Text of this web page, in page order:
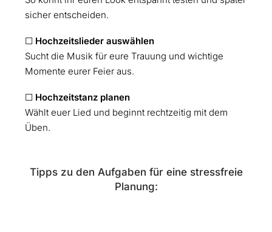
sicher entscheiden.
☐ Hochzeitslieder auswählen
Sucht die Musik für eure Trauung und wichtige
Momente eurer Feier aus.
☐ Hochzeitstanz planen
Wählt euer Lied und beginnt rechtzeitig mit dem
Üben.
Tipps zu den Aufgaben für eine stressfreie
Planung: